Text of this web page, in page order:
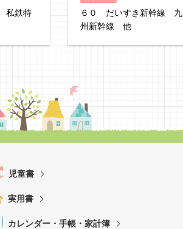
私鉄特
６０ だいすき新幹線 九
州新幹線 他
児童書
実用書
カレンダー・手帳・家計簿